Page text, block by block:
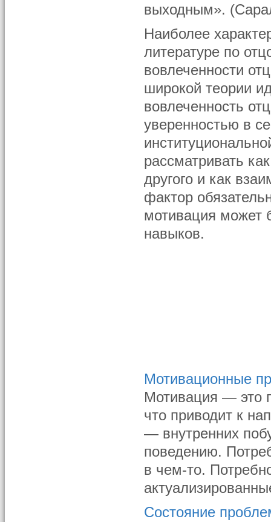
выходным».
Наиболее
литературе по
вовлеченности
широкой теории
вовлеченность
уверенностью в
рассматривать
другого и как
фактор
мотивация может
навыков.
Мотивационные
Мотивация — это
что приводит к
— внутренних
поведению.
в чем-то.
Состояние